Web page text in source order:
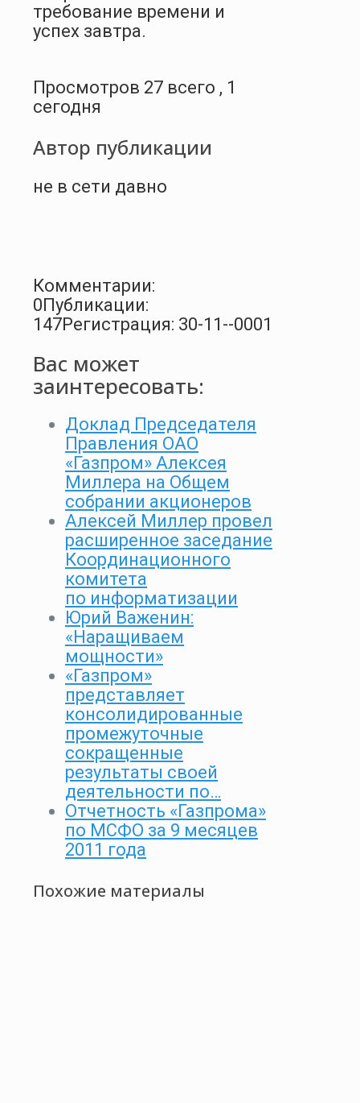
требование времени и
успех завтра.
Просмотров 27 всего , 1
сегодня
Автор публикации
не в сети давно
Комментарии:
0 Публикации:
147Регистрация: 30-11--0001
Вас может
заинтересовать:
Доклад Председателя
Правления ОАО
«Газпром» Алексея
Миллера на Общем
собрании акционеров
Алексей Миллер провел
расширенное заседание
Координационного
комитета
по информатизации
Юрий Важенин:
«Наращиваем
мощности»
«Газпром»
представляет
консолидированные
промежуточные
сокращенные
результаты своей
деятельности по…
Отчетность «Газпрома»
по МСФО за 9 месяцев
2011 года
Похожие материалы